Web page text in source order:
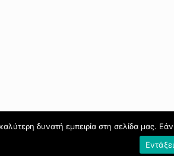
δυνατή εμπειρία στη σελίδα μας.
Εντάξει